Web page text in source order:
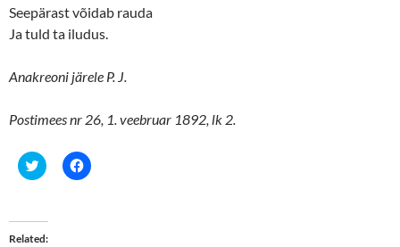
Seepärast võidab rauda
Ja tuld ta iludus.
Anakreoni järele P. J.
Postimees nr 26, 1. veebruar 1892, lk 2.
C
l
t
o
C
l
Related